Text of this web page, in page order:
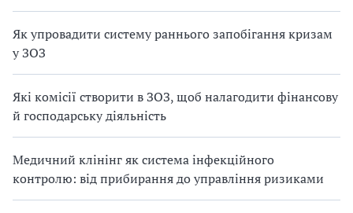
Як упровадити систему раннього запобігання кризам
у ЗОЗ
Які комісії створити в ЗОЗ, щоб налагодити фінансову
й господарську діяльність
Медичний клінінг як система інфекційного
контролю: від прибирання до управління ризиками